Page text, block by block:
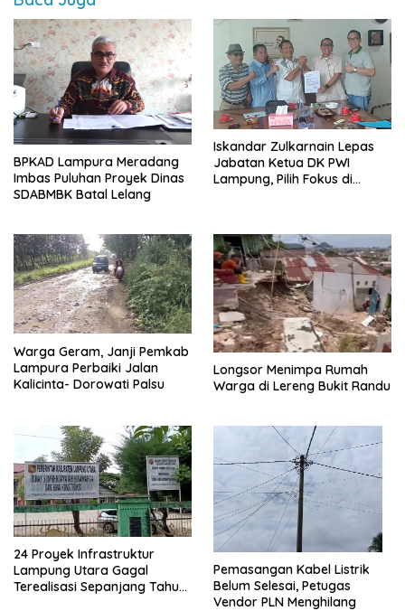
BPKAD Lampura Meradang
Imbas Puluhan Proyek Dinas
SDABMBK Batal Lelang
Iskandar Zulkarnain Lepas
Jabatan Ketua DK PWI
Lampung, Pilih Fokus di
Warga Geram, Janji Pemkab
Lampura Perbaiki Jalan
Kalicinta- Dorowati Palsu
Longsor Menimpa Rumah
Warga di Lereng Bukit Randu
24 Proyek Infrastruktur
Lampung Utara Gagal
Terealisasi Sepanjang Tahun
Pemasangan Kabel Listrik
Belum Selesai, Petugas
Vendor PLN Menghilang